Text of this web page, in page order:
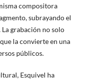
compositora
subrayando el
grabación no solo
la convierte en una
públicos.
Esquivel ha